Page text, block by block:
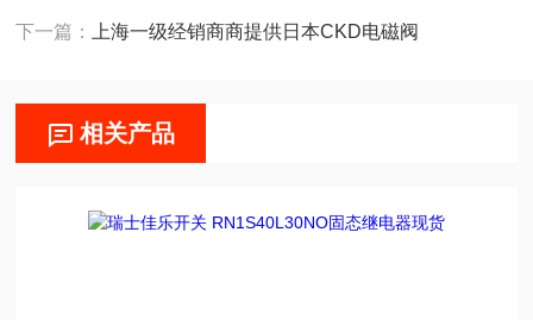
下一篇： 上海一级经销商商提供日本CKD电磁阀
相关产品